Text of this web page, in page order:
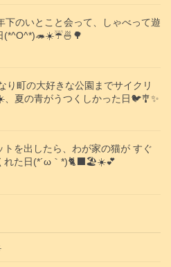
下のいとこと会って、しゃべって遊
(*^O^*)🦔☀️☔🍜🌳
り町の大好きな公園までサイクリ
夏の青がうつくしかった日🐦️🎐✨️
トを出したら、わが家の猫が すぐ
れた日(⁠*⁠´⁠ω⁠｀⁠*⁠)🐈‍⬛🏖️☀️💕